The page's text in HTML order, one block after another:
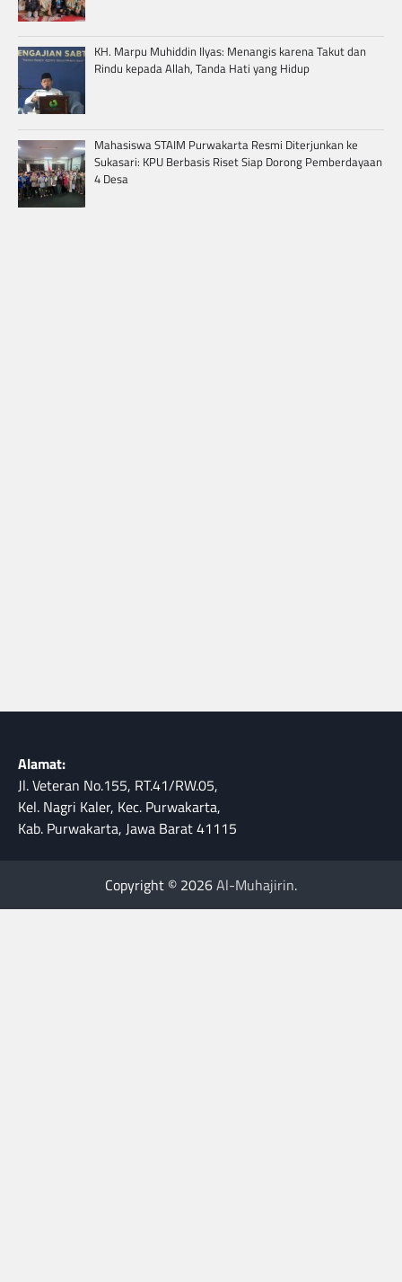
KH. Marpu Muhiddin Ilyas: Menangis karena Takut dan
Rindu kepada Allah, Tanda Hati yang Hidup
Mahasiswa STAIM Purwakarta Resmi Diterjunkan ke
Sukasari: KPU Berbasis Riset Siap Dorong Pemberdayaan
4 Desa
Alamat:
Jl. Veteran No.155, RT.41/RW.05,
Kel. Nagri Kaler, Kec. Purwakarta,
Kab. Purwakarta, Jawa Barat 41115
Copyright © 2026Al-Muhajirin.